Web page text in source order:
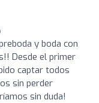
y boda con
Desde el primer
captar todos
sin perder
sin duda!